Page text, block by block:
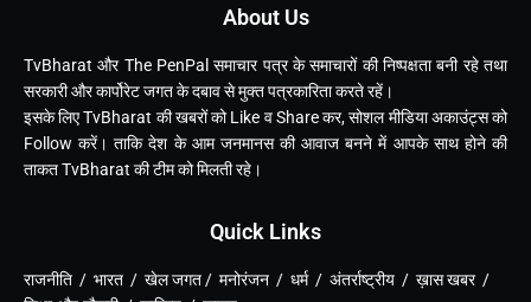
About Us
TvBharat और The PenPal समाचार पत्र के समाचारों की निष्पक्षता बनी रहे तथा
सरकारी और कार्पोरेट जगत के दबाव से मुक्त पत्रकारिता करते रहें।
इसके लिए TvBharat की खबरों को Like व Share कर, सोशल मीडिया अकाउंट्स को
Follow करें। ताकि देश के आम जनमानस की आवाज बनने में आपके साथ होने की
ताकत TvBharat की टीम को मिलती रहे।
Quick Links
राजनीति / भारत / खेल जगत / मनोरंजन / धर्म / अंतर्राष्ट्रीय / ख़ास खबर /